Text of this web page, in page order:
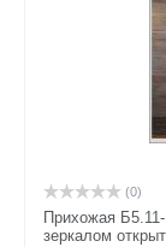
(0)
Прихожая
зеркалом